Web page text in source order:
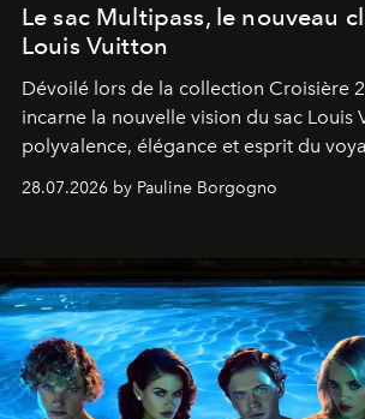
Le sac Multipass, le nouveau
Louis Vuitton
Dévoilé lors de la collection Croisière
incarne la nouvelle vision du sac Louis
polyvalence, élégance et esprit du
28.07.2026 by Pauline Borgogno